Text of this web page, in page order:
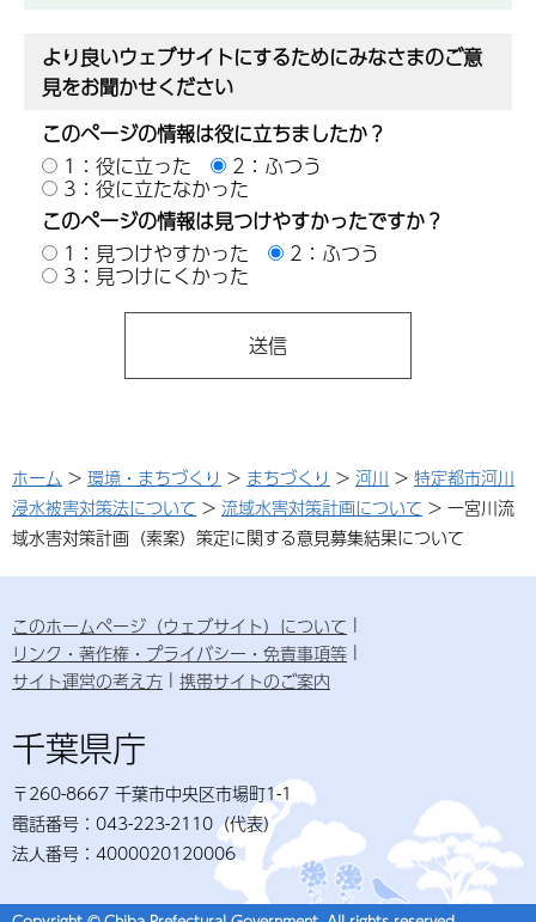
より良いウェブサイトにするためにみなさまのご意
見をお聞かせください
このページの情報は役に立ちましたか？
1：役に立った
2：ふつう
3：役に立たなかった
このページの情報は見つけやすかったですか？
1：見つけやすかった
2：ふつう
3：見つけにくかった
ホーム > 環境・まちづくり > まちづくり > 河川 > 特定都市河川
浸水被害対策法について > 流域水害対策計画について > 一宮川流
域水害対策計画（素案）策定に関する意見募集結果について
このホームページ（ウェブサイト）について
リンク・著作権・プライバシー・免責事項等
サイト運営の考え方
携帯サイトのご案内
千葉県庁
〒260-8667 千葉市中央区市場町1-1
電話番号：043-223-2110（代表）
法人番号：4000020120006